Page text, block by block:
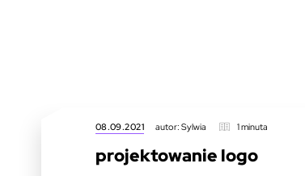
08.09.2021 autor: Sylwia 1 minuta
projektowanie logo